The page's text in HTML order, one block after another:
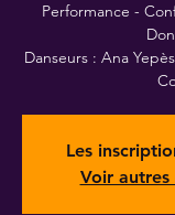
Performance -
Danseurs : Ana
Les
Voir autres